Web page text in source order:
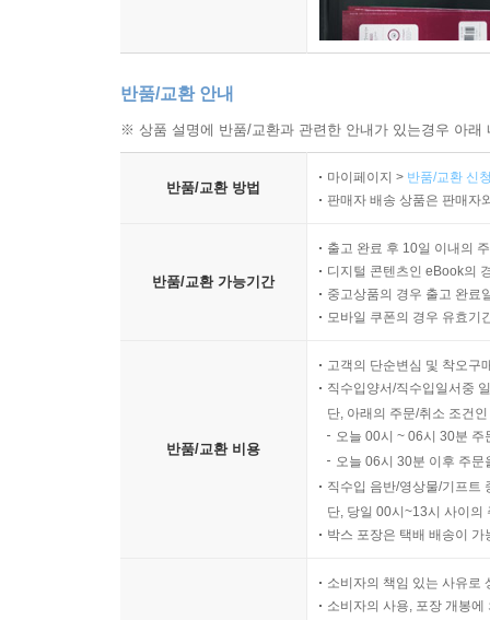
반품/교환 안내
※ 상품 설명에 반품/교환과 관련한 안내가 있는경우 아
반품/교환 방법
마이페이지 > 반품/교환 신
판매자 배송 상품은 판매자
반품/교환 가능기간
출고 완료 후 10일 이내의
디지털 콘텐츠인 eBook의
중고상품의 경우 출고 완료
모바일 쿠폰의 경우 유효기
반품/교환 비용
고객의 단순변심 및 착오구
직수입양서/직수입일서중
단, 아래의 주문/취소 조건
오늘 00시 ~ 06시 30분
오늘 06시 30분 이후 주
직수입 음반/영상물/기프트
단, 당일 00시~13시 사이의
박스 포장은 택배 배송이
소비자의 책임 있는 사유로
소비자의 사용, 포장 개봉